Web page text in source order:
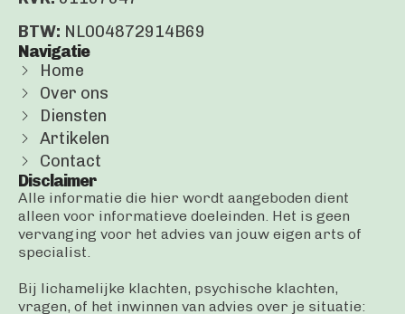
BTW: NL004872914B69
Navigatie
Home
Over ons
Diensten
Artikelen
Contact
Disclaimer
Alle informatie die hier wordt aangeboden dient
alleen voor informatieve doeleinden. Het is geen
vervanging voor het advies van jouw eigen arts of
specialist.
Bij lichamelijke klachten, psychische klachten,
vragen, of het inwinnen van advies over je situatie: